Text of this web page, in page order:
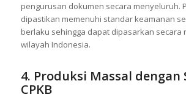
pengurusan dokumen secara menyeluruh.
dipastikan memenuhi standar keamanan
berlaku sehingga dapat dipasarkan secara
wilayah Indonesia.
4. Produksi Massal dengan
CPKB